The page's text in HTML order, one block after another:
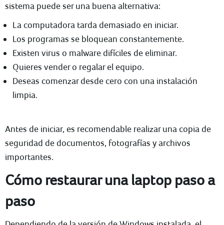
sistema puede ser una buena alternativa:
La computadora tarda demasiado en iniciar.
Los programas se bloquean constantemente.
Existen virus o malware difíciles de eliminar.
Quieres vender o regalar el equipo.
Deseas comenzar desde cero con una instalación
limpia.
Antes de iniciar, es recomendable realizar una copia de
seguridad de documentos, fotografías y archivos
importantes.
Cómo restaurar una laptop paso a
paso